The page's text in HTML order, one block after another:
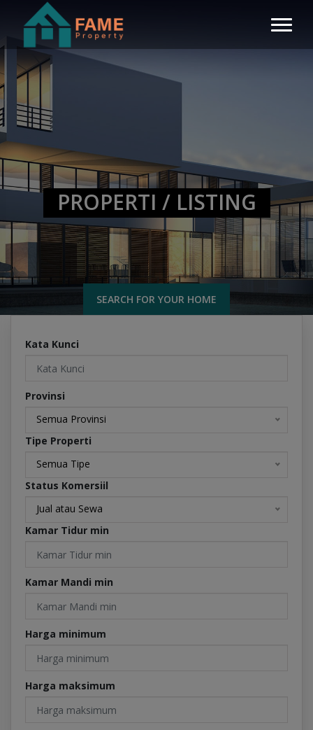
PROPERTI / LISTING
SEARCH FOR YOUR HOME
Kata Kunci
Provinsi
Semua Provinsi
Tipe Properti
Semua Tipe
Status Komersiil
Jual atau Sewa
Kamar Tidur min
Kamar Mandi min
Harga minimum
Harga maksimum